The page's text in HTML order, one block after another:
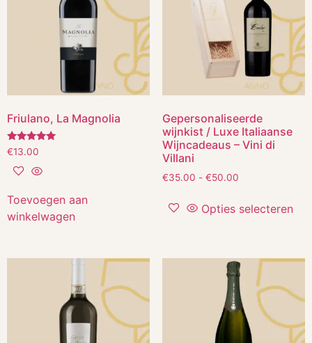
Friulano, La Magnolia
Gewaardeerd
5.00
uit 5
€13.00
Toevoegen aan
winkelwagen
Gepersonaliseerde
wijnkist / Luxe Italiaanse
Wijncadeaus – Vini di
Villani
€35.00 - €50.00
Opties selecteren